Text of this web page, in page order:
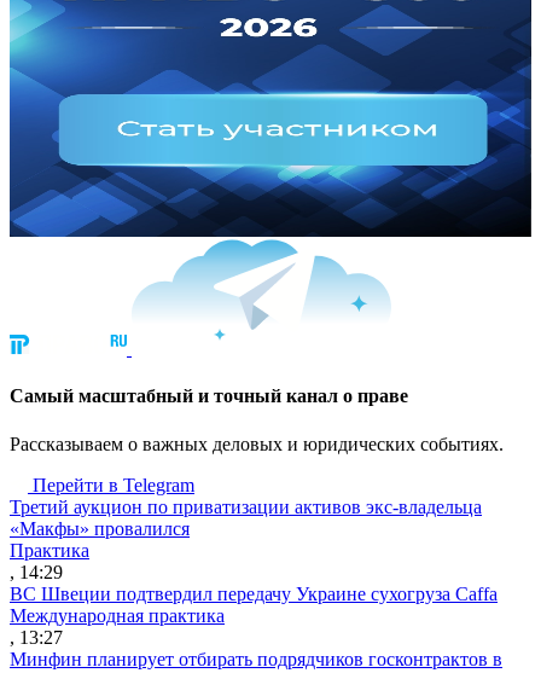
Cамый масштабный и точный канал о праве
Рассказываем о важных деловых и юридических событиях.
Перейти в Telegram
Третий аукцион по приватизации активов экс-владельца
«Макфы» провалился
Практика
, 14:29
ВС Швеции подтвердил передачу Украине сухогруза Caffa
Международная практика
, 13:27
Минфин планирует отбирать подрядчиков госконтрактов в